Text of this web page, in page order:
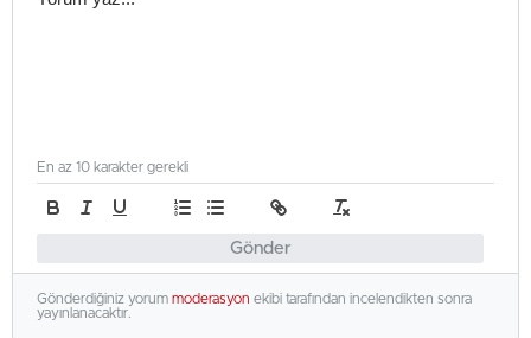
Gönder
En az 10 karakter gerekli
Gönderdiğiniz yorum moderasyon ekibi tarafından incelendikten sonra
yayınlanacaktır.